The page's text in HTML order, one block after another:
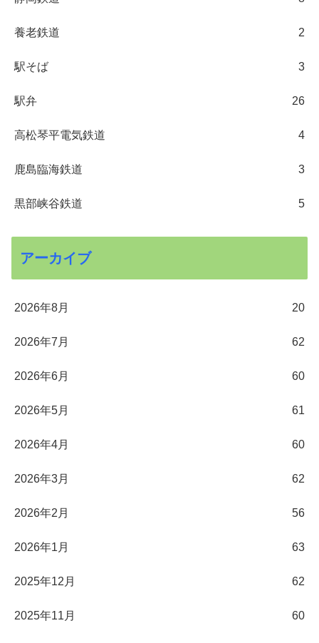
養老鉄道 2
駅そば 3
駅弁 26
高松琴平電気鉄道 4
鹿島臨海鉄道 3
黒部峡谷鉄道 5
アーカイブ
2026年8月 20
2026年7月 62
2026年6月 60
2026年5月 61
2026年4月 60
2026年3月 62
2026年2月 56
2026年1月 63
2025年12月 62
2025年11月 60